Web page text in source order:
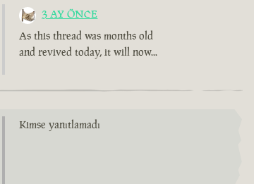
3 AY ÖNCE
As this thread was months old
and revived today, it will now...
Kimse yanıtlamadı